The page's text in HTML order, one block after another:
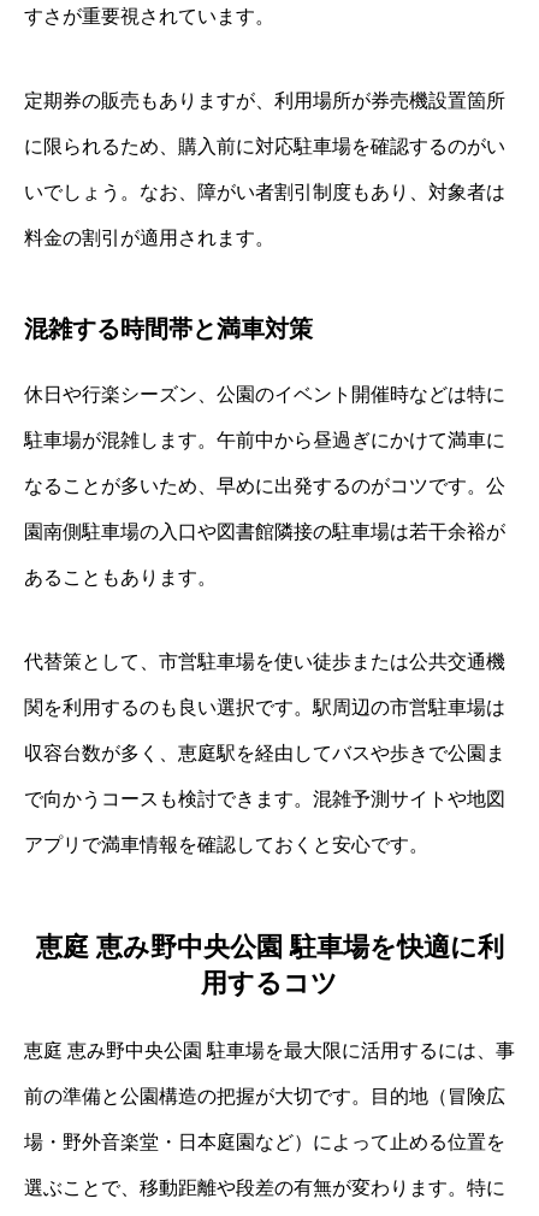
すさが重要視されています。
定期券の販売もありますが、利用場所が券売機設置箇所
に限られるため、購入前に対応駐車場を確認するのがい
いでしょう。なお、障がい者割引制度もあり、対象者は
料金の割引が適用されます。
混雑する時間帯と満車対策
休日や行楽シーズン、公園のイベント開催時などは特に
駐車場が混雑します。午前中から昼過ぎにかけて満車に
なることが多いため、早めに出発するのがコツです。公
園南側駐車場の入口や図書館隣接の駐車場は若干余裕が
あることもあります。
代替策として、市営駐車場を使い徒歩または公共交通機
関を利用するのも良い選択です。駅周辺の市営駐車場は
収容台数が多く、恵庭駅を経由してバスや歩きで公園ま
で向かうコースも検討できます。混雑予測サイトや地図
アプリで満車情報を確認しておくと安心です。
恵庭 恵み野中央公園 駐車場を快適に利
用するコツ
恵庭 恵み野中央公園 駐車場を最大限に活用するには、事
前の準備と公園構造の把握が大切です。目的地（冒険広
場・野外音楽堂・日本庭園など）によって止める位置を
選ぶことで、移動距離や段差の有無が変わります。特に